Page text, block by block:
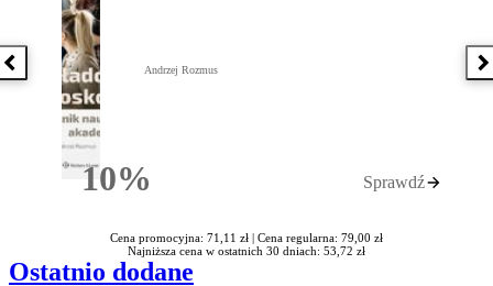
Poprzednia książka
10%Rabatu
Andrzej Rozmus
Sprawdź
Cena promocyjna: 71,11 zł | Cena regularna: 79,00 zł
Najniższa cena w ostatnich 30 dniach: 53,72 zł
Ostatnio dodane